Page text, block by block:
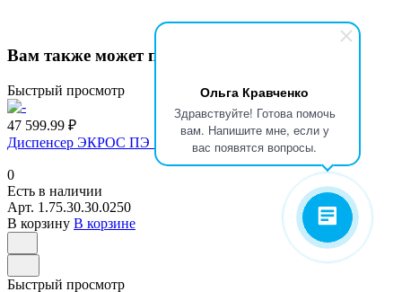
Ольга Кравченко
Здравствуйте! Готова помочь
вам. Напишите мне, если у
вас появятся вопросы.
Вам также может понравиться
Быстрый просмотр
47 599.99 ₽
Диспенсер ЭКРОС ПЭ 10-100
0
Есть в наличии
Арт. 1.75.30.30.0250
В корзину В корзине
Быстрый просмотр